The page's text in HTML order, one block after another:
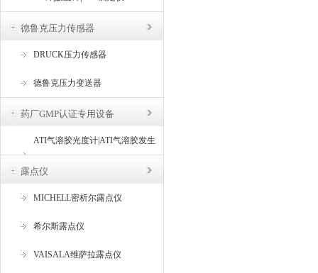
德鲁克压力传感器
DRUCK压力传感器
德鲁克压力变送器
药厂GMP认证专用设备
ATI气溶胶光度计|ATI气溶胶发生
器
露点仪
MICHELL密析尔露点仪
希尔斯露点仪
VAISALA维萨拉露点仪